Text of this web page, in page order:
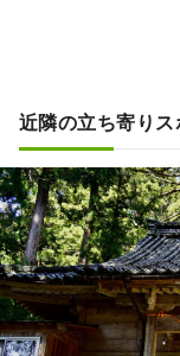
近隣の立ち寄りス